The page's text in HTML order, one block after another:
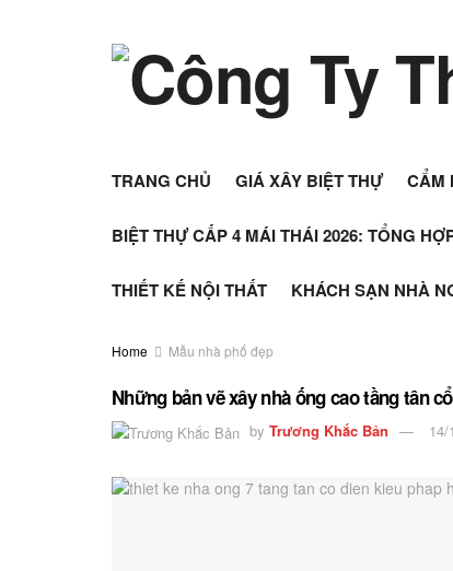
TRANG CHỦ GIÁ XÂY BIỆT THỰ CẨM
BIỆT THỰ CẤP 4 MÁI THÁI 2026: TỔNG
THIẾT KẾ NỘI THẤT KHÁCH SẠN NHÀ
Home Mẫu nhà phố đẹp
Những bản vẽ xây nhà ống cao tầng tân
by Trương Khắc Bản 14/